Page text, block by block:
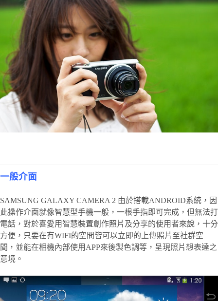
一般介面
SAMSUNG GALAXY CAMERA 2 由於搭載ANDROID系統，因
此操作介面就像智慧型手機一般，一根手指即可完成，但無法打
電話，對於喜愛用智慧裝置創作照片及分享的使用者來說，十分
方便，只要在有WIFI的空間皆可以立即的上傳照片至社群空
間，並能在相機內部使用APP來後製色調等，呈現照片想表達之
意境。